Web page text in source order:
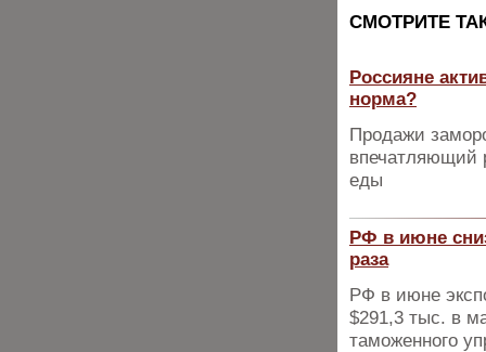
CМОТРИТЕ
Россияне
норма?
Продажи
впечатляющий
еды
РФ в июне
раза
РФ в июне
$291,3 тыс. в
таможенного